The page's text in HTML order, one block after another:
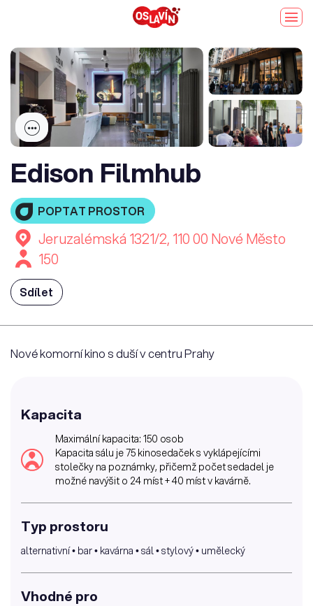
Edison Filmhub
POPTAT PROSTOR
Jeruzalémská 1321/2, 110 00 Nové Město
150
Sdílet
Nové komorní kino s duší v centru Prahy
Kapacita
Maximální kapacita: 150 osob
Kapacita sálu je 75 kinosedaček s vyklápejícími
stolečky na poznámky, přičemž počet sedadel je
možné navýšit o 24 míst + 40 míst v kavárně.
Typ prostoru
alternativní • bar • kavárna • sál • stylový • umělecký
Vhodné pro